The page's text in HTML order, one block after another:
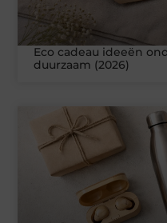
Eco cadeau ideeën
duurzaam (2026)